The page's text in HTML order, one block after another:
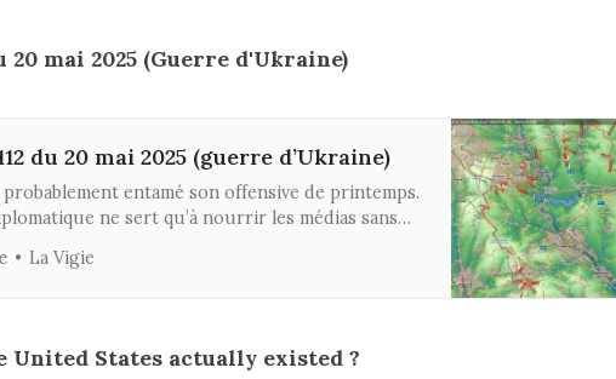
20 mai 2025 (Guerre d'Ukraine)
du 20 mai 2025 (guerre d’Ukraine)
probablement entamé son offensive de printemps.
ne sert qu’à nourrir les médias sans
La Vigie
United States actually existed ?